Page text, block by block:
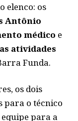
elenco: os
Antônio
médico e
atividades
Funda.
os dois
para o técnico
para a